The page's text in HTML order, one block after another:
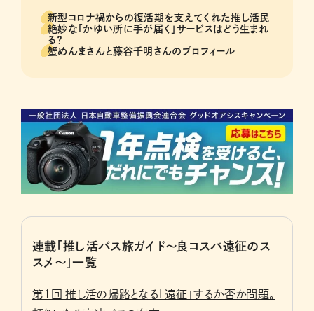
新型コロナ禍からの復活期を支えてくれた推し活民
絶妙な「かゆい所に手が届く」サービスはどう生まれ
る？
蟹めんまさんと藤谷千明さんのプロフィール
連載「推し活バス旅ガイド～良コスパ遠征のス
スメ～」一覧
第1回 推し活の帰路となる「遠征」するか否か問題。